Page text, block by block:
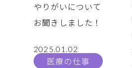
やりがいについて
お聞きしました！
2025.01.02
医療の仕事